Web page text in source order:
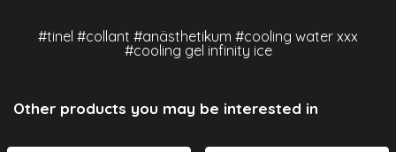
#tinel #collant #anästhetikum #cooling water xxx
#cooling gel infinity ice
Other products you may be interested in